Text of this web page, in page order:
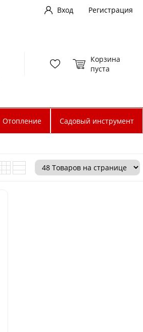
Вход
Регистрация
Корзина
пуста
Отопление Садовый инструмент